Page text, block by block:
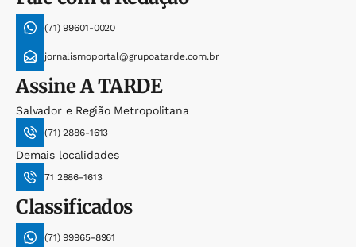
(71) 99601-0020
jornalismoportal@grupoatarde.com.br
AssineA TARDE
Salvador e Região Metropolitana
(71) 2886-1613
Demais localidades
71 2886-1613
Classificados
(71) 99965-8961